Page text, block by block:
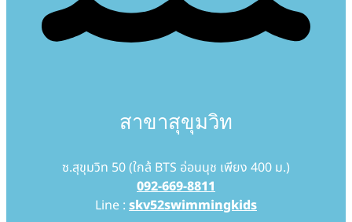
สาขาสุขุมวิท
ซ.สุขุมวิท 50 (ใกล้ BTS อ่อนนุช เพียง 400 ม.)
092-669-8811
Line : skv52swimmingkids